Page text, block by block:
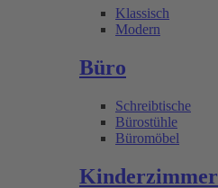
Klassisch
Modern
Büro
Schreibtische
Bürostühle
Büromöbel
Kinderzimmer